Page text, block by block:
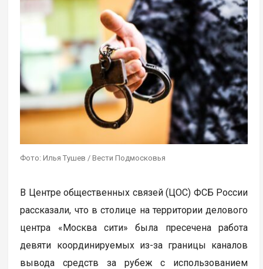
Фото: Илья Тушев / Вести Подмосковья
В Центре общественных связей (ЦОС) ФСБ России
рассказали, что в столице на территории делового
центра «Москва сити» была пресечена работа
девяти координируемых из-за границы каналов
вывода средств за рубеж с использованием